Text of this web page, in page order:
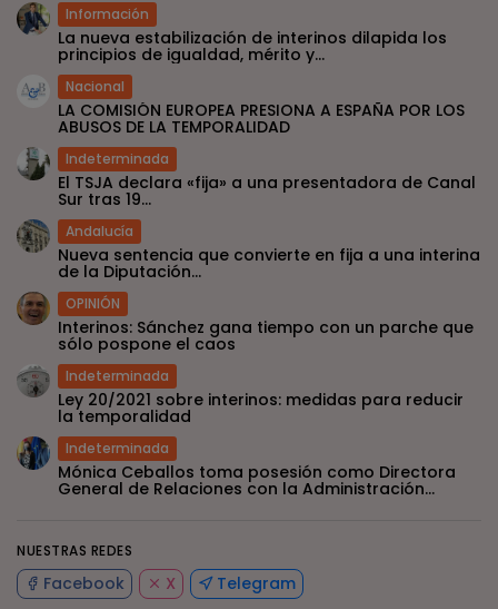
NUESTRAS REDES
Facebook X Telegram
Información
La nueva estabilización de interinos dilapida los
principios de igualdad, mérito y...
Nacional
LA COMISIÓN EUROPEA PRESIONA A ESPAÑA POR LOS
ABUSOS DE LA TEMPORALIDAD
Indeterminada
El TSJA declara «fija» a una presentadora de Canal
Sur tras 19...
Andalucía
Nueva sentencia que convierte en fija a una interina
de la Diputación...
OPINIÓN
Interinos: Sánchez gana tiempo con un parche que
sólo pospone el caos
Indeterminada
Ley 20/2021 sobre interinos: medidas para reducir
la temporalidad
Indeterminada
Mónica Ceballos toma posesión como Directora
General de Relaciones con la Administración...